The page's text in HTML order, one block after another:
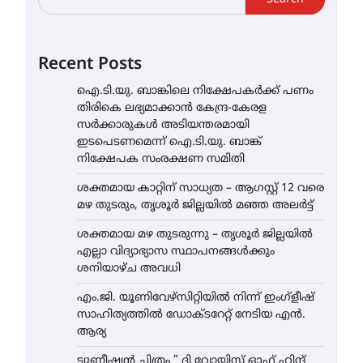
Recent Posts
ഐ.ടി.യു. ബാങ്കിലെ നിക്ഷേപകർക്ക് പണം
തിരികെ ലഭ്യമാക്കാൻ കേന്ദ്ര-കേരള
സർക്കാരുകൾ അടിയന്തരമായി
ഇടപെടണമെന്ന് ഐ.ടി.യു. ബാങ്ക്
നിക്ഷേപക സംരക്ഷണ സമിതി
ശക്തമായ കാറ്റിന് സാധ്യത – ആഗസ്റ്റ് 12 വരെ
മഴ തുടരും, തൃശൂർ ജില്ലയിൽ മഞ്ഞ അലർട്ട്
ശക്തമായ മഴ തുടരുന്നു – തൃശൂർ ജില്ലയിൽ
എല്ലാ വിദ്യാഭ്യാസ സ്ഥാപനങ്ങൾക്കും
ശനിയാഴ്ച അവധി
എം.ജി. യൂണിവേഴ്‌സിറ്റിയിൽ നിന്ന് ഇംഗ്ളീഷ്
സാഹിത്യത്തിൽ ഡോക്ടറേറ്റ് നേടിയ എൻ.
ആര്യ